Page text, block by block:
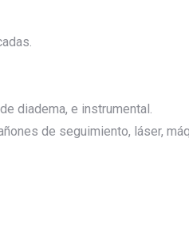
diadema, e instrumental.
de seguimiento, láser,